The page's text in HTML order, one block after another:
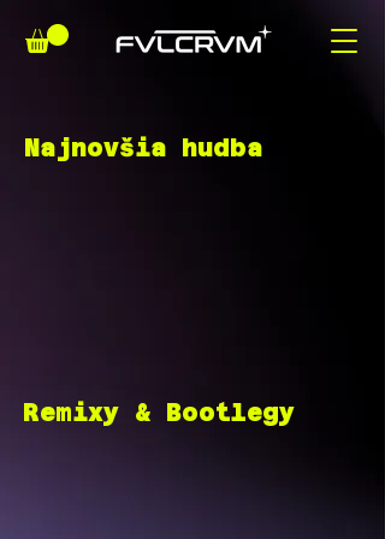
Najnovšia hudba
Remixy & Bootlegy